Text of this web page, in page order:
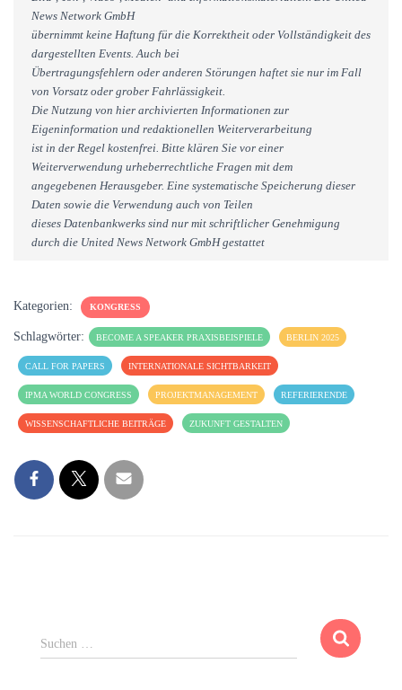
News Network GmbH
übernimmt keine Haftung für die Korrektheit oder Vollständigkeit des
dargestellten Events. Auch bei
Übertragungsfehlern oder anderen Störungen haftet sie nur im Fall
von Vorsatz oder grober Fahrlässigkeit.
Die Nutzung von hier archivierten Informationen zur
Eigeninformation und redaktionellen Weiterverarbeitung
ist in der Regel kostenfrei. Bitte klären Sie vor einer
Weiterverwendung urheberrechtliche Fragen mit dem
angegebenen Herausgeber. Eine systematische Speicherung dieser
Daten sowie die Verwendung auch von Teilen
dieses Datenbankwerks sind nur mit schriftlicher Genehmigung
durch die United News Network GmbH gestattet
Kategorien: KONGRESS
Schlagwörter: BECOME A SPEAKER PRAXISBEISPIELE BERLIN 2025
CALL FOR PAPERS INTERNATIONALE SICHTBARKEIT
IPMA WORLD CONGRESS PROJEKTMANAGEMENT REFERIERENDE
WISSENSCHAFTLICHE BEITRÄGE ZUKUNFT GESTALTEN
S
u
Suchen …